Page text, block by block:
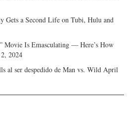
Gets a Second Life on Tubi, Hulu and
Movie Is Emasculating — Here’s How
2024
al ser despedido de Man vs. Wild April